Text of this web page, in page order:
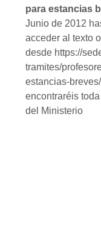
para estancias
Junio de 2012
acceder al texto
desde https://
tramites/
estancias-
encontraréis
del Ministerio